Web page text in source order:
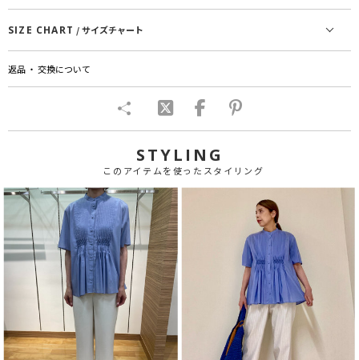
SIZE CHART / サイズチャート
返品 ・ 交換について
STYLING
このアイテムを使ったスタイリング